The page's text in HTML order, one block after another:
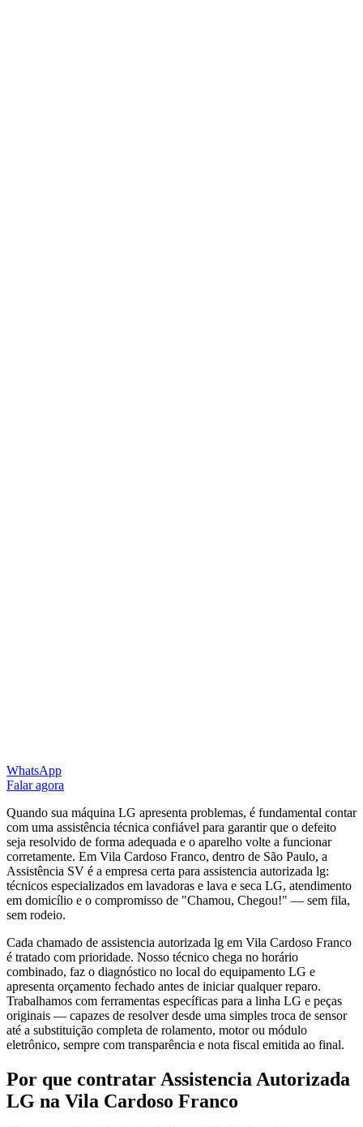
WhatsApp
Falar agora
Quando sua máquina LG apresenta problemas, é fundamental contar
com uma assistência técnica confiável para garantir que o defeito
seja resolvido de forma adequada e o aparelho volte a funcionar
corretamente. Em Vila Cardoso Franco, dentro de São Paulo, a
Assistência SV é a empresa certa para assistencia autorizada lg:
técnicos especializados em lavadoras e lava e seca LG, atendimento
em domicílio e o compromisso de "Chamou, Chegou!" — sem fila,
sem rodeio.
Cada chamado de assistencia autorizada lg em Vila Cardoso Franco
é tratado com prioridade. Nosso técnico chega no horário
combinado, faz o diagnóstico no local do equipamento LG e
apresenta orçamento fechado antes de iniciar qualquer reparo.
Trabalhamos com ferramentas específicas para a linha LG e peças
originais — capazes de resolver desde uma simples troca de sensor
até a substituição completa de rolamento, motor ou módulo
eletrônico, sempre com transparência e nota fiscal emitida ao final.
Por que contratar Assistencia Autorizada
LG na Vila Cardoso Franco